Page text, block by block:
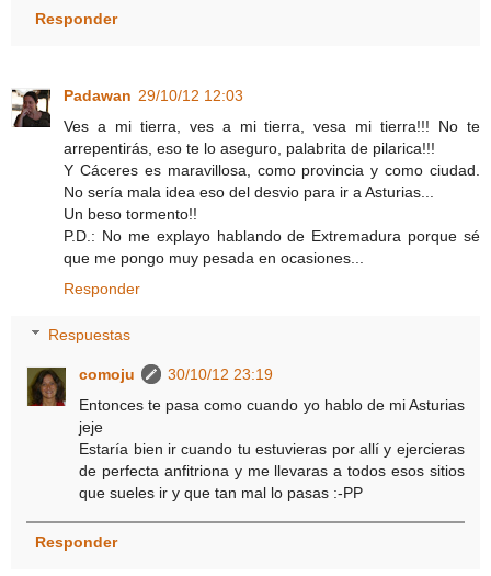
Responder
Padawan 29/10/12 12:03
Ves a mi tierra, ves a mi tierra, vesa mi tierra!!! No te
arrepentirás, eso te lo aseguro, palabrita de pilarica!!!
Y Cáceres es maravillosa, como provincia y como ciudad.
No sería mala idea eso del desvio para ir a Asturias...
Un beso tormento!!
P.D.: No me explayo hablando de Extremadura porque sé
que me pongo muy pesada en ocasiones...
Responder
Respuestas
comoju
30/10/12 23:19
Entonces te pasa como cuando yo hablo de mi Asturias
jeje
Estaría bien ir cuando tu estuvieras por allí y ejercieras
de perfecta anfitriona y me llevaras a todos esos sitios
que sueles ir y que tan mal lo pasas :-PP
Responder